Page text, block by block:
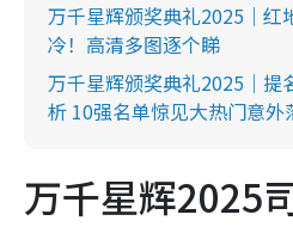
万千星辉颁奖典礼2025｜红
冷！高清多图逐个睇
万千星辉颁奖典礼2025｜提
析 10强名单惊见大热门意外
万千星辉2025